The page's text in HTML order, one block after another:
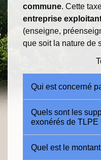
commune. Cette
entreprise
(enseigne,
que soit la nature de
Qui est concerné
Quels sont les
exonérés de TLPE
Quel est le